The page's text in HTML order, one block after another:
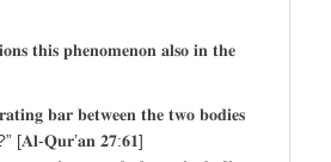
𝐭𝐡𝐢𝐬 𝐩𝐡𝐞𝐧𝐨𝐦𝐞𝐧𝐨𝐧 𝐚𝐥𝐬𝐨 𝐢𝐧 𝐭𝐡𝐞
𝐛𝐚𝐫 𝐛𝐞𝐭𝐰𝐞𝐞𝐧 𝐭𝐡𝐞 𝐭𝐰𝐨 𝐛𝐨𝐝𝐢𝐞𝐬
[𝐀𝐥-𝐐𝐮𝐫’𝐚𝐧 𝟐𝟕:𝟔𝟏]